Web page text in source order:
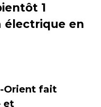
1
électrique en
Orient fait
et